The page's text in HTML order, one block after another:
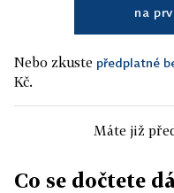
na
Nebo zkuste předplatné
Kč.
Máte již
Co se dočtete